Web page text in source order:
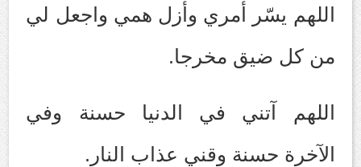
اللهم يسّر أمري وأزل همي واجعل لي
من كل ضيق مخرجا.
اللهم آتني في الدنيا حسنة وفي
الآخرة حسنة وقني عذاب النار.